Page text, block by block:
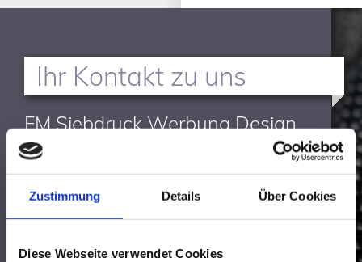
Zustimmung Details Über Cookies
Diese Webseite verwendet Cookies
Ihr Kontakt zu uns
FM Siebdruck Werbung Design
GmbH
Bonholzstr. 6
71111 Waldenbuch